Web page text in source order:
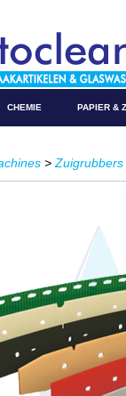
CHEMIE PAPIER &
> Zuigrubbers